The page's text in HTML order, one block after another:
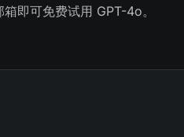
即可免费试用 GPT-4o。